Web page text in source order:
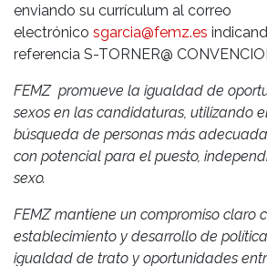
enviando su currículum al correo
electrónico sgarcia@femz.es
referencia S-TORNER@
FEMZ promueve la igualdad de
sexos en las candidaturas, utilizando
búsqueda de personas más
con potencial para el puesto,
sexo.
FEMZ mantiene un compromiso claro
establecimiento y desarrollo de
igualdad de trato y oportunidades